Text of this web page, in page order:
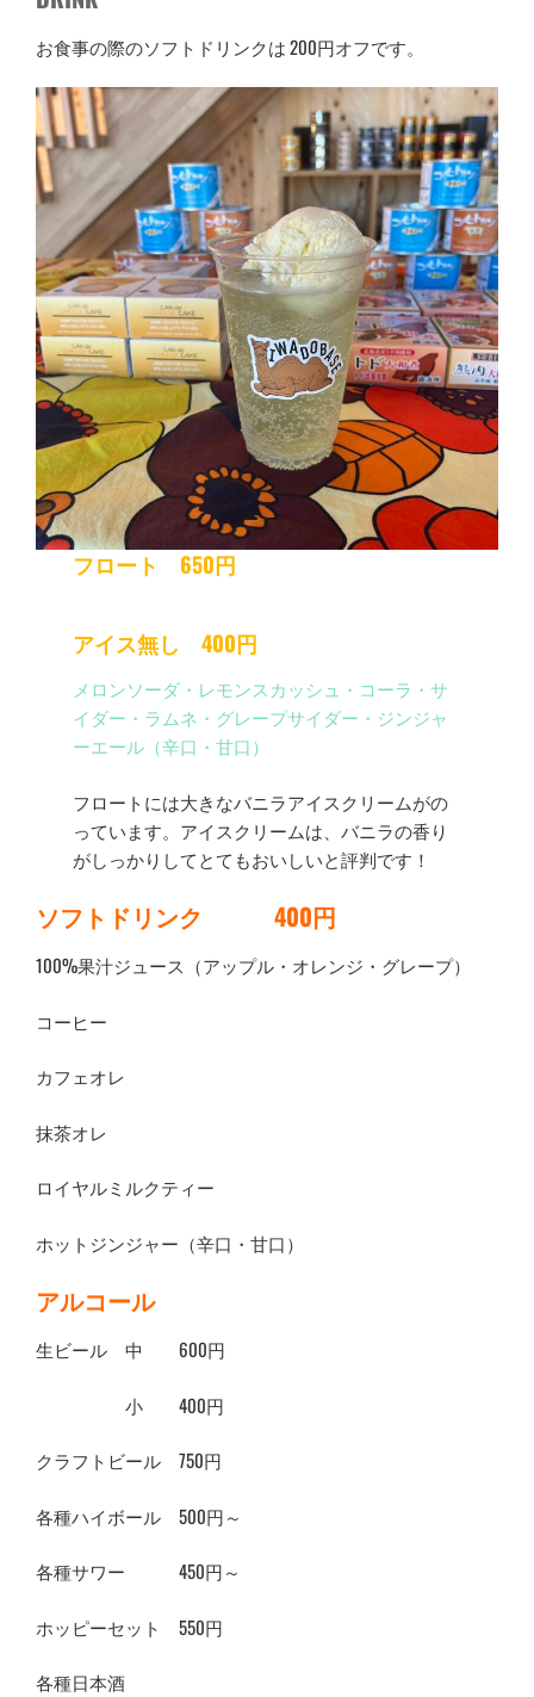
お食事の際のソフトドリンクは 200円オフです。
フロート 650円
アイス無し 400円
メロンソーダ・レモンスカッシュ・コーラ・サ
イダー・ラムネ・グレープサイダー・ジンジャ
ーエール（辛口・甘口）
フロートには大きなバニラアイスクリームがの
っています。アイスクリームは、バニラの香り
がしっかりしてとてもおいしいと評判です！
ソフトドリンク 400円
100%果汁ジュース（アップル・オレンジ・グレープ）
コーヒー
カフェオレ
抹茶オレ
ロイヤルミルクティー
ホットジンジャー（辛口・甘口）
アルコール
生ビール 中 600円
小 400円
クラフトビール 750円
各種ハイボール 500円～
各種サワー 450円～
ホッピーセット 550円
各種日本酒